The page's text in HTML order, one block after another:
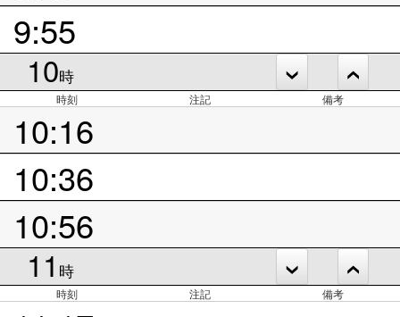
9:55
10時
時刻 注記 備考
10:16
10:36
10:56
11 時
時刻 注記 備考